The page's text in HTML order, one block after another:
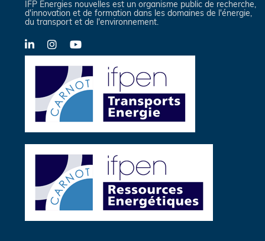
IFP Energies nouvelles est un organisme public de recherche,
d'innovation et de formation dans les domaines de l'énergie,
du transport et de l'environnement.
LinkedInInstagramYouTube